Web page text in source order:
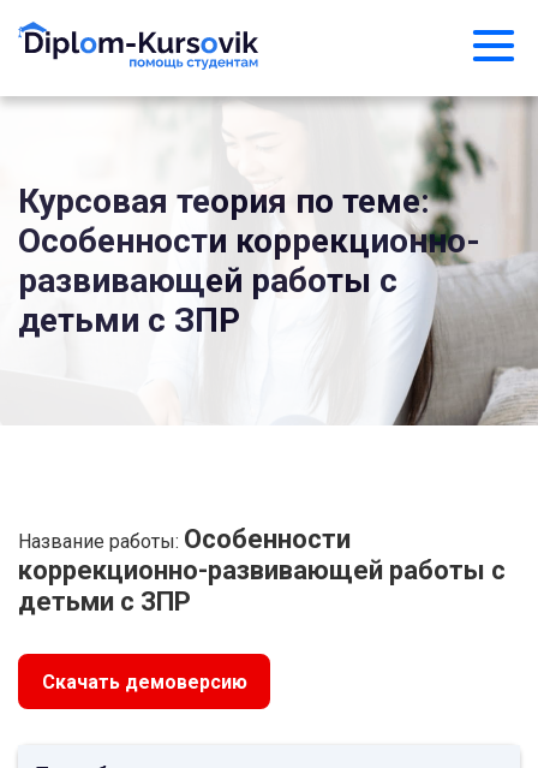
Курсовая теория по теме:
Особенности коррекционно-
развивающей работы с
детьми с ЗПР
Название работы: Особенности
коррекционно-развивающей работы с
детьми с ЗПР
Скачать демоверсию